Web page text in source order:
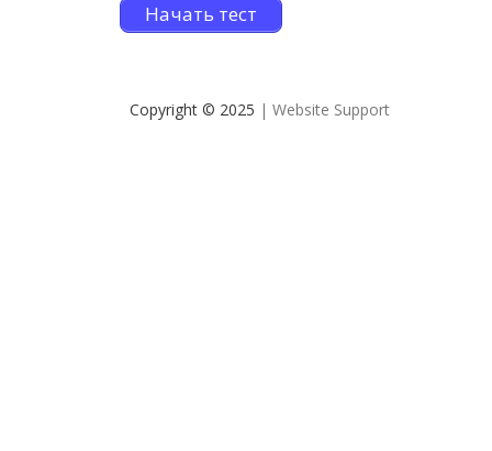
Начать тест
Copyright © 2025 | Website Support